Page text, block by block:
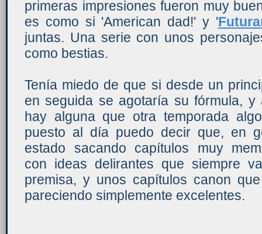
primeras impresiones fueron muy
es como si 'American dad!' y '
juntas. Una serie con unos
como bestias.
Tenía miedo de que si desde un
en seguida se agotaría su fórmula,
hay alguna que otra temporada
puesto al día puedo decir que, en
estado sacando capítulos muy
con ideas delirantes que siempre
premisa, y unos capítulos canon
pareciendo simplemente excelentes.